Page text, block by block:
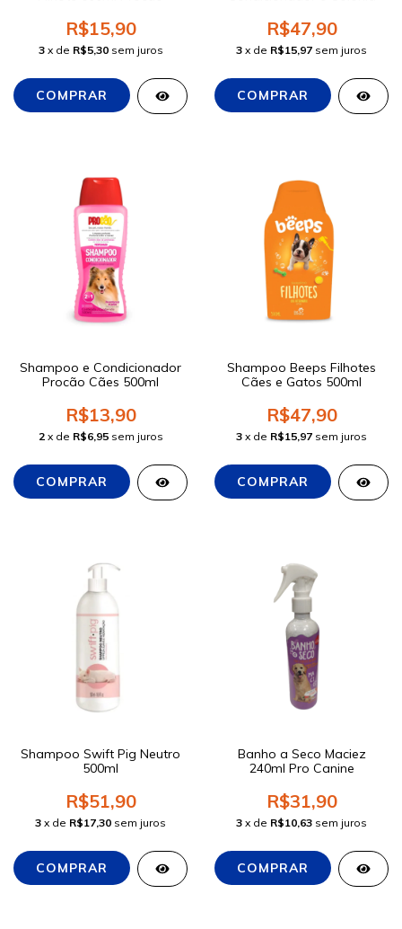
R$15,90
3 x de R$5,30 sem juros
R$47,90
3 x de R$15,97 sem juros
Shampoo e Condicionador
Procão Cães 500ml
R$13,90
2 x de R$6,95 sem juros
Shampoo Beeps Filhotes
Cães e Gatos 500ml
R$47,90
3 x de R$15,97 sem juros
Shampoo Swift Pig Neutro
500ml
R$51,90
3 x de R$17,30 sem juros
Banho a Seco Maciez
240ml Pro Canine
R$31,90
3 x de R$10,63 sem juros